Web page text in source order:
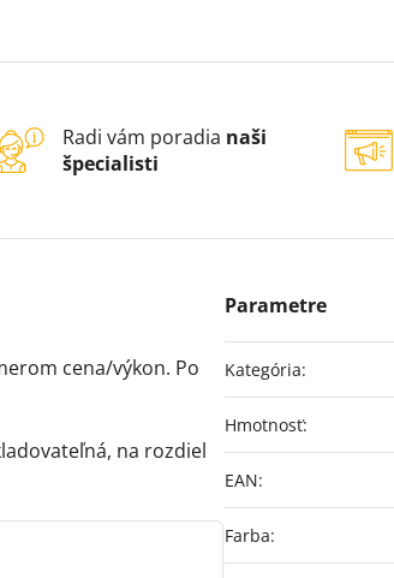
Radi vám poradia naši
špecialisti
cena/výkon. Po
na rozdiel
Kategória:
Hmotnosť:
EAN:
Farba: